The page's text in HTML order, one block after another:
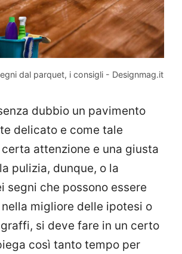
dal parquet, i consigli - Designmag.it
dubbio un pavimento
delicato e come tale
attenzione e una giusta
pulizia, dunque, o la
segni che possono essere
migliore delle ipotesi o
si deve fare in un certo
così tanto tempo per